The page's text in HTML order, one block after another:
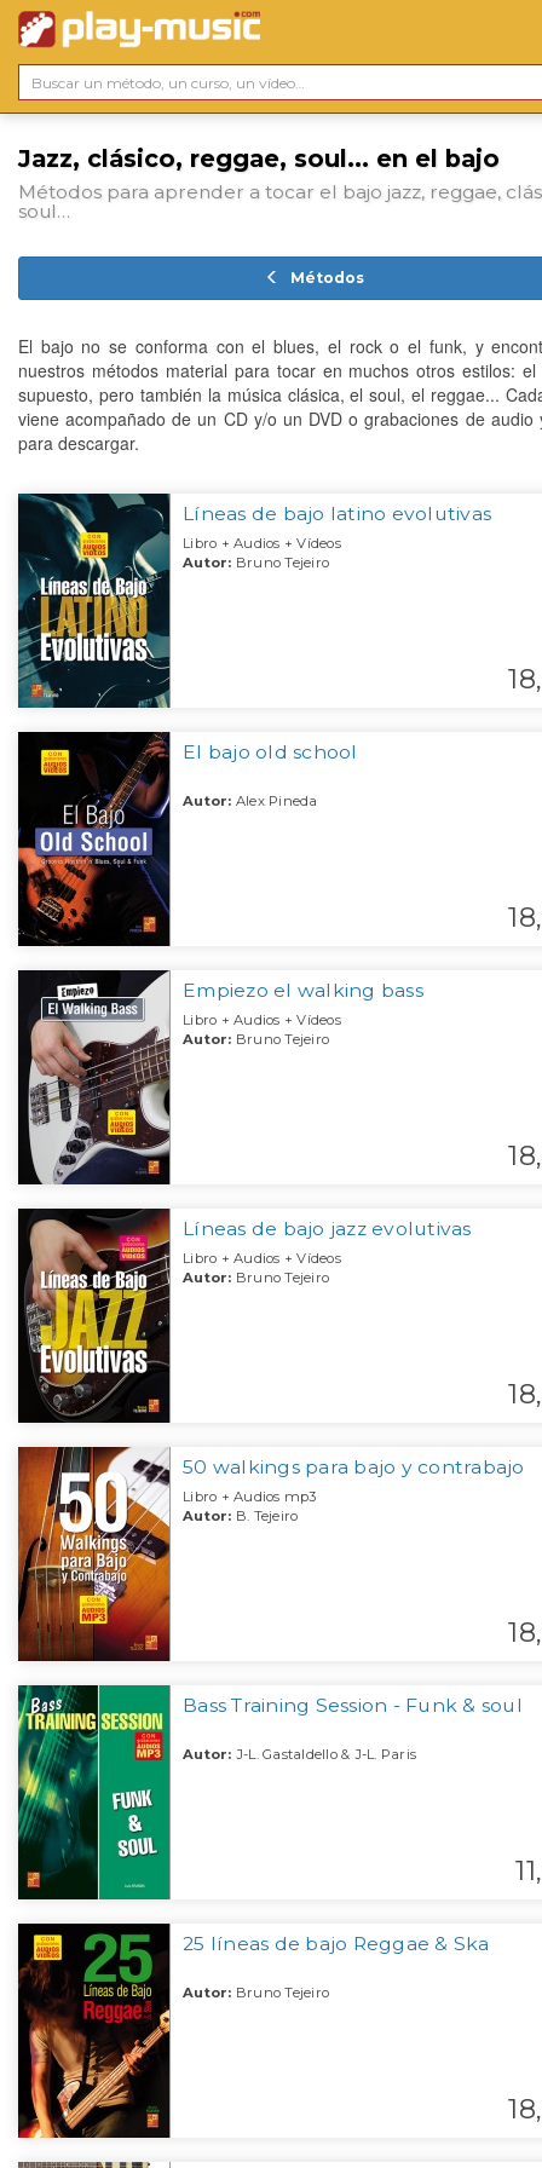
Jazz, clásico, reggae, soul... en el bajo
Métodos para aprender a tocar el bajo jazz, reggae,
soul…
Métodos
El bajo no se conforma con el blues, el rock o el funk, y
nuestros métodos material para tocar en muchos otros estilos:
supuesto, pero también la música clásica, el soul, el reggae...
viene acompañado de un CD y/o un DVD o grabaciones de audio
para descargar.
Líneas de bajo latino evolutivas
Libro + Audios + Vídeos
Autor: Bruno Tejeiro
18,
El bajo old school
Autor: Alex Pineda
18,
Empiezo el walking bass
Libro + Audios + Vídeos
Autor: Bruno Tejeiro
18,
Líneas de bajo jazz evolutivas
Libro + Audios + Vídeos
Autor: Bruno Tejeiro
18,
50 walkings para bajo y contrabajo
Libro + Audios mp3
Autor: B. Tejeiro
18,
Bass Training Session - Funk & soul
Autor: J-L. Gastaldello & J-L. Paris
11,
25 líneas de bajo Reggae & Ska
Autor: Bruno Tejeiro
18,